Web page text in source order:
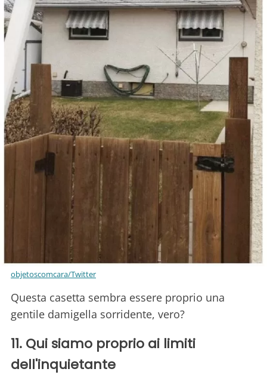
objetoscomcara/Twitter
Questa casetta sembra essere proprio una
gentile damigella sorridente, vero?
11. Qui siamo proprio ai limiti
dell'inquietante